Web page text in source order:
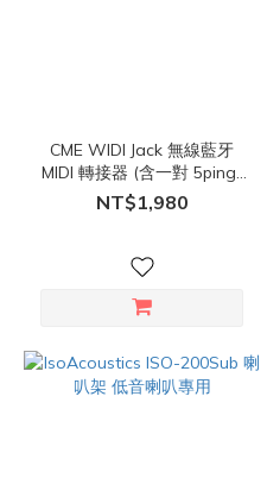
CME WIDI Jack 無線藍牙
MIDI 轉接器 (含一對 5ping-
2.5mm 專用線)
NT$1,980